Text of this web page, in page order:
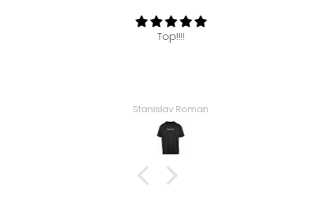
Top!!!!
Stanislav Roman